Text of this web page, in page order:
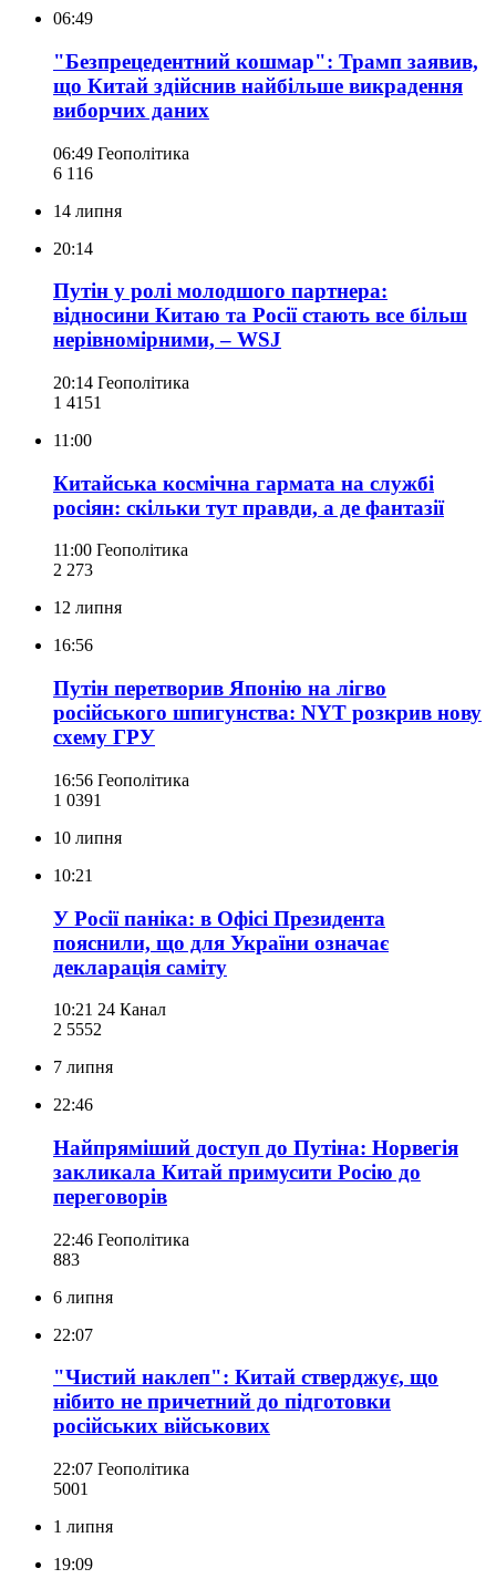
06:49
"Безпрецедентний кошмар": Трамп заявив,
що Китай здійснив найбільше викрадення
виборчих даних
06:49 Геополітика
6 116
14 липня
20:14
Путін у ролі молодшого партнера:
відносини Китаю та Росії стають все більш
нерівномірними, – WSJ
20:14 Геополітика
1 4151
11:00
Китайська космічна гармата на службі
росіян: скільки тут правди, а де фантазії
11:00 Геополітика
2 273
12 липня
16:56
Путін перетворив Японію на лігво
російського шпигунства: NYT розкрив нову
схему ГРУ
16:56 Геополітика
1 0391
10 липня
10:21
У Росії паніка: в Офісі Президента
пояснили, що для України означає
декларація саміту
10:21 24 Канал
2 5552
7 липня
22:46
Найпряміший доступ до Путіна: Норвегія
закликала Китай примусити Росію до
переговорів
22:46 Геополітика
883
6 липня
22:07
"Чистий наклеп": Китай стверджує, що
нібито не причетний до підготовки
російських військових
22:07 Геополітика
5001
1 липня
19:09